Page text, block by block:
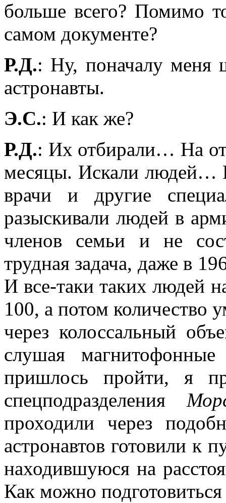
больше всего? Помимо
самом документе?
Р.Д.: Ну, поначалу меня
астронавты.
Э.С.: И как же?
Р.Д.: Их отбирали… На
месяцы. Искали людей…
врачи и другие
разыскивали людей в
членов семьи и не
трудная задача, даже в
И все-таки таких людей
100, а потом
через колоссальный
слушая
пришлось пройти, я
спецподразделения
проходили через
астронавтов готовили к
находившуюся на
Как можно